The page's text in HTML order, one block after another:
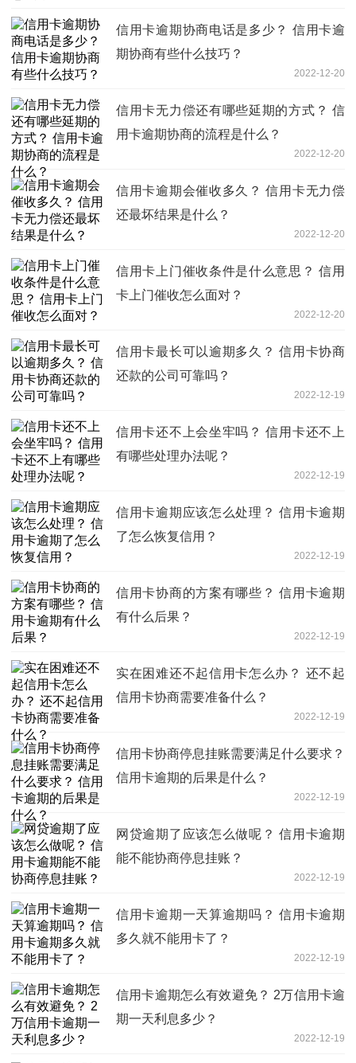
信用卡逾期协商电话是多少？ 信用卡逾
期协商有些什么技巧？
2022-12-20
信用卡无力偿还有哪些延期的方式？ 信
用卡逾期协商的流程是什么？
2022-12-20
信用卡逾期会催收多久？ 信用卡无力偿
还最坏结果是什么？
2022-12-20
信用卡上门催收条件是什么意思？ 信用
卡上门催收怎么面对？
2022-12-20
信用卡最长可以逾期多久？ 信用卡协商
还款的公司可靠吗？
2022-12-19
信用卡还不上会坐牢吗？ 信用卡还不上
有哪些处理办法呢？
2022-12-19
信用卡逾期应该怎么处理？ 信用卡逾期
了怎么恢复信用？
2022-12-19
信用卡协商的方案有哪些？ 信用卡逾期
有什么后果？
2022-12-19
实在困难还不起信用卡怎么办？ 还不起
信用卡协商需要准备什么？
2022-12-19
信用卡协商停息挂账需要满足什么要求？
信用卡逾期的后果是什么？
2022-12-19
网贷逾期了应该怎么做呢？ 信用卡逾期
能不能协商停息挂账？
2022-12-19
信用卡逾期一天算逾期吗？ 信用卡逾期
多久就不能用卡了？
2022-12-19
信用卡逾期怎么有效避免？ 2万信用卡逾
期一天利息多少？
2022-12-19